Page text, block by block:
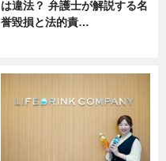
は違法？ 弁護士が解説する名
誉毀損と法的責…